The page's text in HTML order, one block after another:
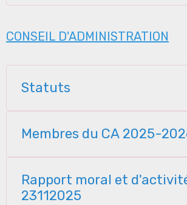
CONSEIL D'ADMINISTRATION
Statuts
Membres du CA 2025-
Rapport moral et
23112025